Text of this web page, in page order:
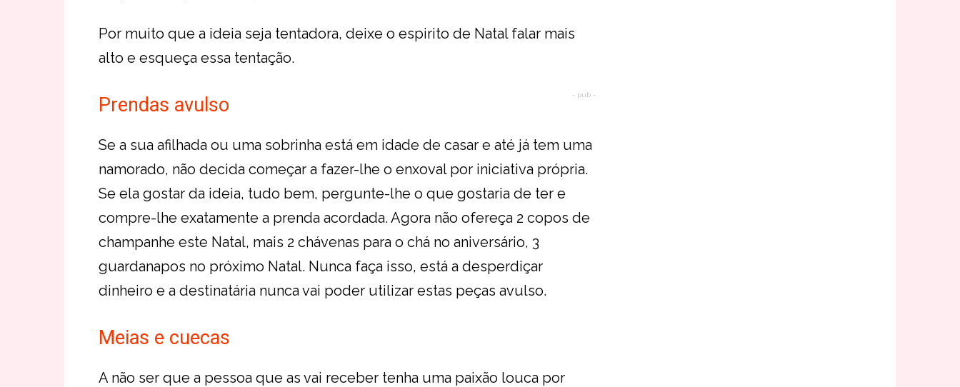
Por muito que a ideia seja tentadora, deixe o espirito de Natal falar mais
alto e esqueça essa tentação.
- pub -
Prendas avulso
Se a sua afilhada ou uma sobrinha está em idade de casar e até já tem uma
namorado, não decida começar a fazer-lhe o enxoval por iniciativa própria.
Se ela gostar da ideia, tudo bem, pergunte-lhe o que gostaria de ter e
compre-lhe exatamente a prenda acordada. Agora não ofereça 2 copos de
champanhe este Natal, mais 2 chávenas para o chá no aniversário, 3
guardanapos no próximo Natal. Nunca faça isso, está a desperdiçar
dinheiro e a destinatária nunca vai poder utilizar estas peças avulso.
Meias e cuecas
A não ser que a pessoa que as vai receber tenha uma paixão louca por